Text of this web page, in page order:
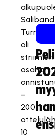
oli
striimien
osalta
–
200
10